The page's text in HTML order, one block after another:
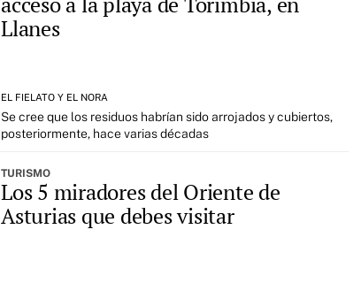
Llanes
EL FIELATO Y EL NORA
Se cree que los residuos habrían sido arrojados y cubiertos,
posteriormente, hace varias décadas
TURISMO
Los 5 miradores del Oriente de
Asturias que debes visitar